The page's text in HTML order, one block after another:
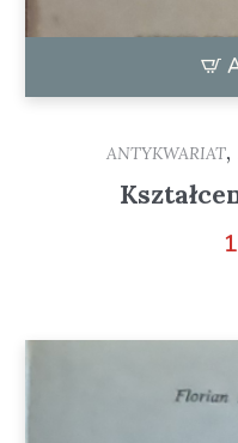
ANTYKWARIAT,